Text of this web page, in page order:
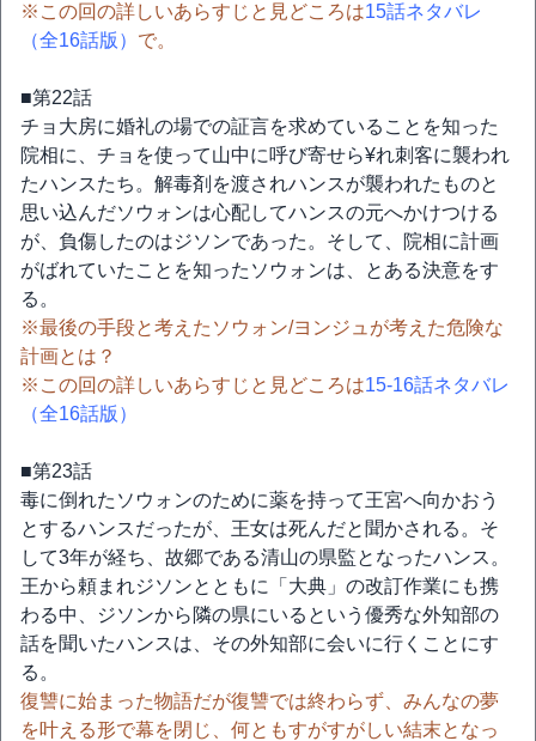
※この回の詳しいあらすじと見どころは15話ネタバレ
（全16話版） で。
■第22話
チョ大房に婚礼の場での証言を求めていることを知った
院相に、チョを使って山中に呼び寄せら¥れ刺客に襲われ
たハンスたち。解毒剤を渡されハンスが襲われたものと
思い込んだソウォンは心配してハンスの元へかけつける
が、負傷したのはジソンであった。そして、院相に計画
がばれていたことを知ったソウォンは、とある決意をす
る。
※最後の手段と考えたソウォン/ヨンジュが考えた危険な
計画とは？
※この回の詳しいあらすじと見どころは15-16話ネタバレ
（全16話版）
■第23話
毒に倒れたソウォンのために薬を持って王宮へ向かおう
とするハンスだったが、王女は死んだと聞かされる。そ
して3年が経ち、故郷である清山の県監となったハンス。
王から頼まれジソンとともに「大典」の改訂作業にも携
わる中、ジソンから隣の県にいるという優秀な外知部の
話を聞いたハンスは、その外知部に会いに行くことにす
る。
復讐に始まった物語だが復讐では終わらず、みんなの夢
を叶える形で幕を閉じ、何ともすがすがしい結末となっ